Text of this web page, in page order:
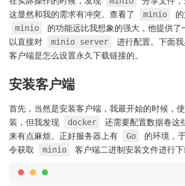
这显然和我的需求有冲突。查看了
minio
minio
的功能远比我想象的强大，他提供
以直接对
minio server 进行配置。下面
客户端是怎么设置永久下载链接的。
安装客户端
首先，当然是安装客户端，我最开始的时候，
装，但我发现
docker
还需要配置数据卷这
来有点麻烦。正好服务器上有
Go 的环境，
令获取
minio 客户端二进制安装文件进行下